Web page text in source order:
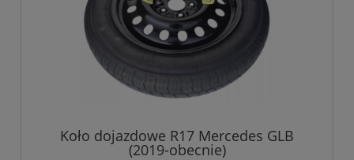
Koło dojazdowe R17 Mercedes GLB
(2019-obecnie)